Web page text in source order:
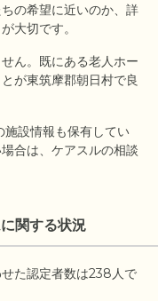
の希望に近いのか、詳
大切です。
ん。既にある老人ホー
が東筑摩郡朝日村で良
設情報も保有してい
合は、ケアスルの相談
関する状況
た認定者数は238人で